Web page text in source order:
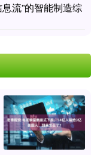
流”的智能制造综